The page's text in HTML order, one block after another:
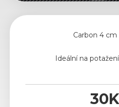
Carbon 4 cm
Ideální na
30